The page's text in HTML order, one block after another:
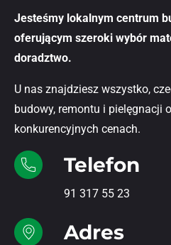
Jesteśmy lokalnym centrum
oferującym szeroki wybór
doradztwo.
U nas znajdziesz wszystko,
budowy, remontu i pielęgnacji
konkurencyjnych cenach.
Telefon
91 317 55 23
Adres